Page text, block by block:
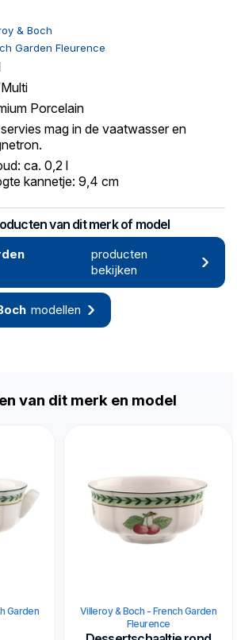
& Boch
Garden Fleurence
Porcelain
mag in de vaatwasser en
ca. 0,2 l
kannetje: 9,4 cm
van dit merk of model
producten
bekijken
modellen
van dit merk en model
Garden
Villeroy & Boch - French Garden
Fleurence